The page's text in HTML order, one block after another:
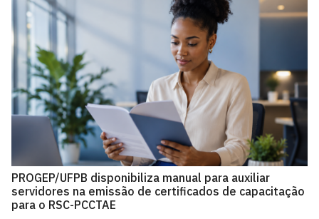
PROGEP/UFPB disponibiliza manual para auxiliar
servidores na emissão de certificados de capacitação
para o RSC-PCCTAE